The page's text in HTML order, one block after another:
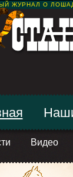
ЖУРНАЛ О
Видео